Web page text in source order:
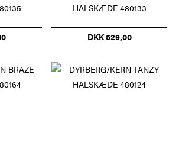
HALSKÆDE 480133
DKK 529,00